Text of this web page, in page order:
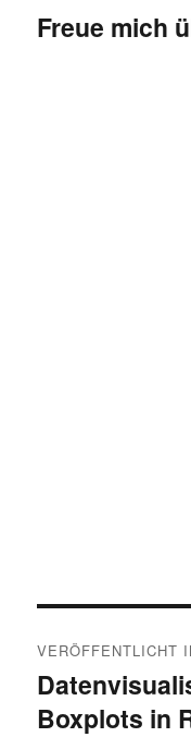
Freue mich
VERÖFFENTLICHT
Boxplots in